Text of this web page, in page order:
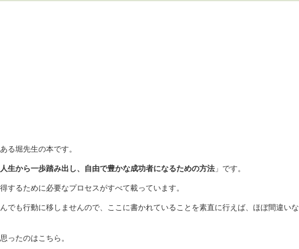
る堀先生の本です。
生から一歩踏み出し、自由で豊かな成功者になるための方法 」です。
するために必要なプロセスがすべて載っています。
でも行動に移しませんので、ここに書かれていることを素直に行えば、ほぼ間違いな
ったのはこちら。